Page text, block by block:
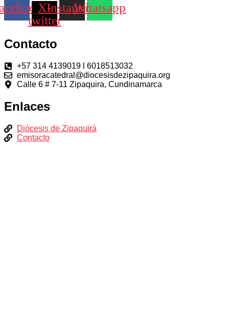
X-
twitter
InstagramWhatsapp
Contacto
+57 314 4139019 l 6018513032
emisoracatedral@diocesisdezipaquira.org
Calle 6 # 7-11 Zipaquira, Cundinamarca
Enlaces
Diócesis de Zipaquirá
Contacto